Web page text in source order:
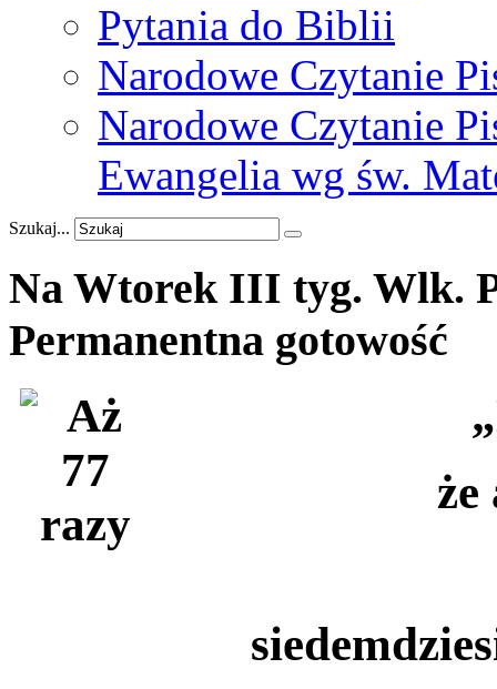
Pytania do Biblii
Narodowe Czytanie
Narodowe Czytanie
Ewangelia wg św.
Szukaj...
Na Wtorek III tyg. Wlk.
Permanentna gotowość
że